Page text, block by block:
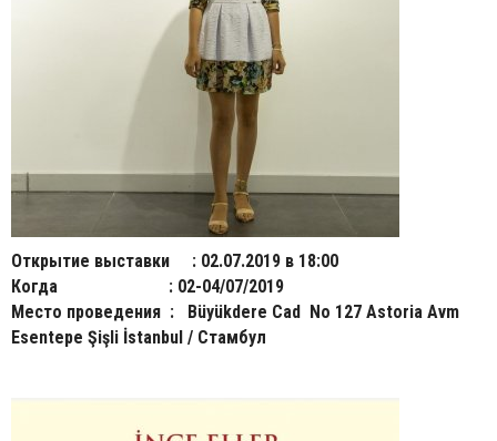
Открытие выставки : 02.07.2019 в 18:00
Когда : 02-04/07/2019
Место проведения : Büyükdere Cad No 127 Astoria Avm
Esentepe Şişli İstanbul / Стамбул